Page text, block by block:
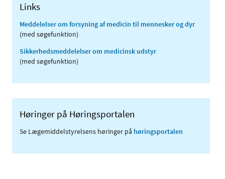
Links
Meddelelser om forsyning af medicin til mennesker og dyr
(med søgefunktion)
Sikkerhedsmeddelelser om medicinsk udstyr
(med søgefunktion)
Høringer på Høringsportalen
Se Lægemiddelstyrelsens høringer på høringsportalen